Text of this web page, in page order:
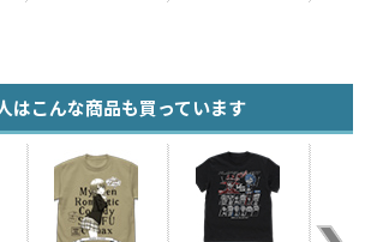
はこんな商品も買っています